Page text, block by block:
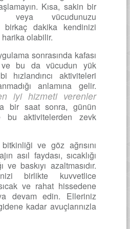
Kısa, sakin bir
veya vücudunuzu
birkaç dakika kendinizi
olabilir.
sonrasında kafası
ve bu da vücudun yük
hızlandırıcı aktiviteleri
anlamına gelir.
iyi hizmeti verenler
bir saat sonra, günün
bu aktivitelerden zevk
ve göz ağrısını
asıl faydası, sıcaklığı
ve baskıyı azaltmasıdır.
birlikte kuvvetlice
ve rahat hissedene
devam edin. Elleriniz
gidene kadar avuçlarınızla